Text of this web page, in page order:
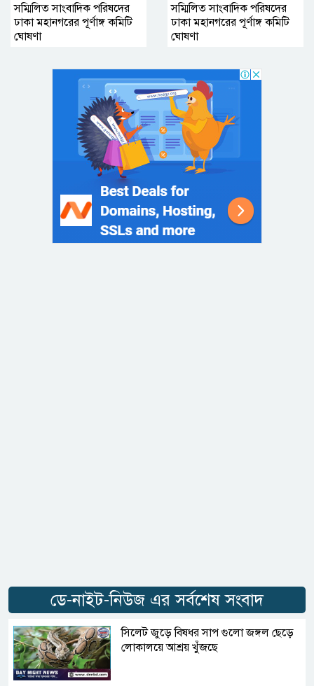
সম্মিলিত সাংবাদিক পরিষদের
ঢাকা মহানগরের পূর্ণাঙ্গ কমিটি
ঘোষণা
সম্মিলিত সাংবাদিক পরিষদের
ঢাকা মহানগরের পূর্ণাঙ্গ কমিটি
ঘোষণা
ডে-নাইট-নিউজ এর সর্বশেষ সংবাদ
সিলেট জুড়ে বিষধর সাপ গুলো জঙ্গল ছেড়ে
লোকালয়ে আশ্রয় খুঁজছে